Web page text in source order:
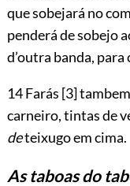
que sobejará no
penderá de sobejo
d’outra banda,
14 Farás [3]
carneiro, tintas de
deteixugo em cima.
As taboas do